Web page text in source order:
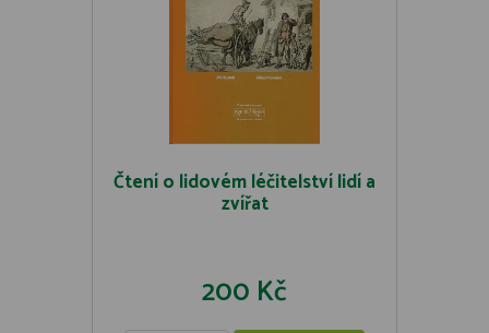
Čtení o lidovém léčitelství lidí a
zvířat
200 Kč